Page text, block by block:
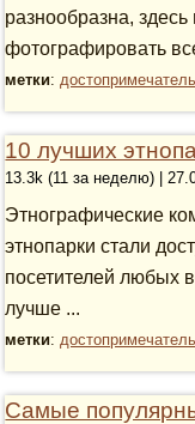
разнообразна,
фотографировать
метки:
10 лучших
13.3k (11 за неделю) |
Этнографические
этнопарки стали
посетителей любых
лучше ...
метки:
Самые